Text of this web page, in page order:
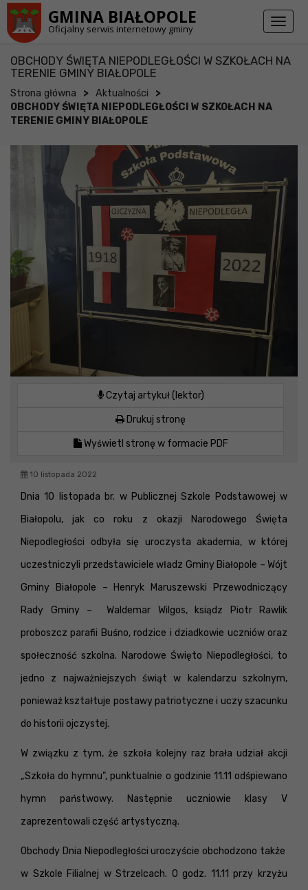
GMINA BIAŁOPOLE
Oficjalny serwis internetowy gminy
Toggle
OBCHODY ŚWIĘTA NIEPODLEGŁOŚCI W SZKOŁACH NA
TERENIE GMINY BIAŁOPOLE
Strona główna > Aktualności >
OBCHODY ŚWIĘTA NIEPODLEGŁOŚCI W SZKOŁACH NA
TERENIE GMINY BIAŁOPOLE
Czytaj artykuł (lektor)
Drukuj stronę
Wyświetl stronę w formacie PDF
10 listopada 2022
Dnia 10 listopada br. w Publicznej Szkole Podstawowej w
Białopolu, jak co roku z okazji Narodowego Święta
Niepodległości odbyła się uroczysta akademia, w której
uczestniczyli przedstawiciele władz Gminy Białopole – Wójt
Gminy Białopole – Henryk Maruszewski Przewodniczący
Rady Gminy – Waldemar Wilgos, ksiądz Piotr Rawlik
proboszcz parafii Buśno, rodzice i dziadkowie uczniów oraz
społeczność szkolna. Narodowe Święto Niepodległości, to
jedno z najważniejszych świąt w kalendarzu szkolnym,
ponieważ kształtuje postawy patriotyczne i uczy szacunku
do historii ojczystej.
W związku z tym, że szkoła kolejny raz brała udział akcji
„Szkoła do hymnu”, punktualnie o godzinie 11.11 odśpiewano
hymn państwowy. Następnie uczniowie klasy V
zaprezentowali część artystyczną.
Obchody Dnia Niepodległości uroczyście obchodzono także
w Szkole Filialnej w Strzelcach. O godz. 11.11 przy krzyżu